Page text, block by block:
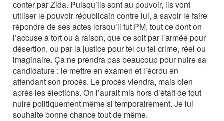
conter par Zida. Puisqu’ils sont au pouvoir, ils vont
utiliser le pouvoir républicain contre lui, à savoir le faire
répondre de ses actes lorsqu’il fut PM, tout ce dont on
l’accuse à tort ou à raison, que ce soit par l’armée pour
désertion, ou par la justice pour tel ou tel crime, réel ou
imaginaire. Ça ne prendra pas beaucoup pour nuire sa
candidature : le mettre en examen et l’écrou en
attendant son procès. Le procès viendra, mais bien
après les élections. On l’aurait mis hors d’était de tout
nuire politiquement même si temporairement. Je lui
souhaite bonne chance tout de même.